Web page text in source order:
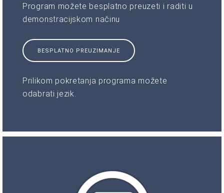
Program možete besplatno preuzeti i raditi u
demonstracijskom načinu
BESPLATNO PREUZIMANJE
Prilikom pokretanja programa možete
odabrati jezik.